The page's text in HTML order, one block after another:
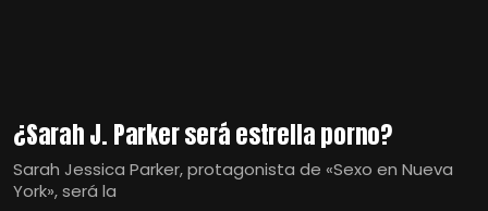
¿Sarah J. Parker será estrella porno?
Sarah Jessica Parker, protagonista de «Sexo en Nueva
York», será la